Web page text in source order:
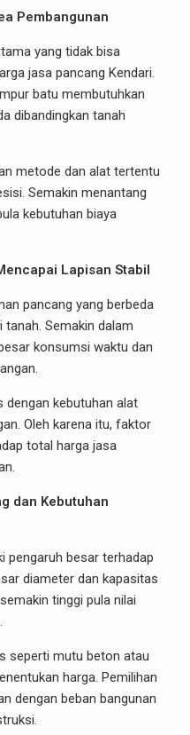
Pembangunan
yang tidak bisa
jasa pancang Kendari.
batu membutuhkan
dibandingkan tanah
metode dan alat tertentu
Semakin menantang
kebutuhan biaya
Lapisan Stabil
pancang yang berbeda
Semakin dalam
konsumsi waktu dan
dengan kebutuhan alat
Oleh karena itu, faktor
total harga jasa
dan Kebutuhan
pengaruh besar terhadap
diameter dan kapasitas
tinggi pula nilai
seperti mutu beton atau
harga. Pemilihan
dengan beban bangunan